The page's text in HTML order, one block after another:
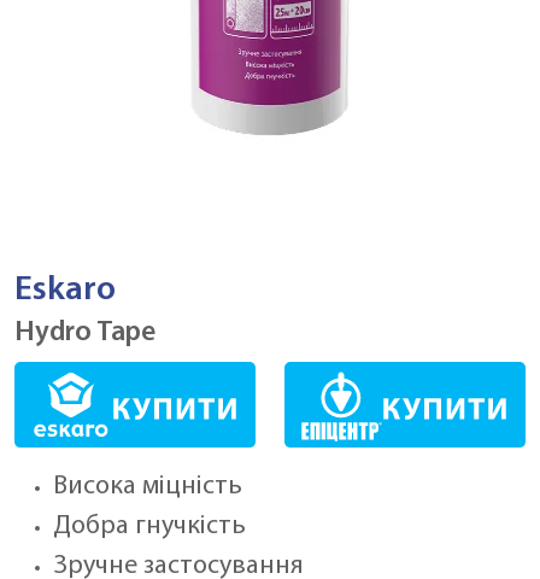
Eskaro
Hydro Tape
Висока міцність
Добра гнучкість
Зручне застосування